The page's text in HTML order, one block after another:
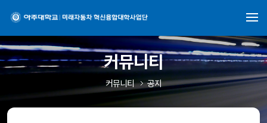
커뮤니티
커뮤니티 공지